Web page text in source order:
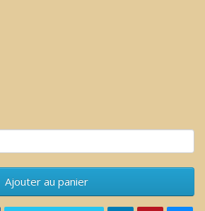
Ajouter au panier